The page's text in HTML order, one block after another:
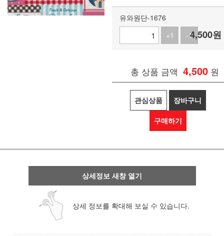
유와원단-1676
+1
-14,500원
총 상품 금액 4,500 원
관심상품 장바구니
구매하기
상세정보 새창 열기
상세 정보를 확대해 보실 수 있습니다.